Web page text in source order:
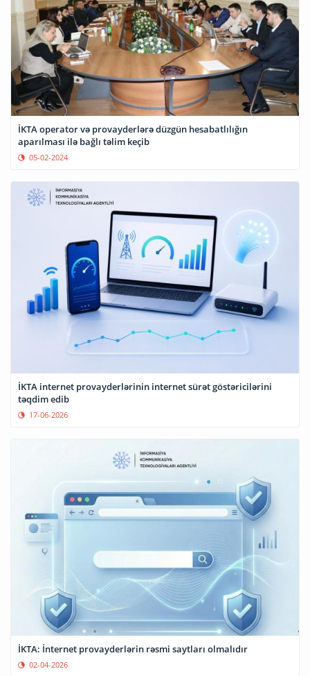
İKTA operator və provayderlərə düzgün hesabatlılığın
aparılması ilə bağlı təlim keçib
05-02-2024
İKTA internet provayderlərinin internet sürət göstəricilərini
təqdim edib
17-06-2026
İKTA: İnternet provayderlərin rəsmi saytları olmalıdır
02-04-2026